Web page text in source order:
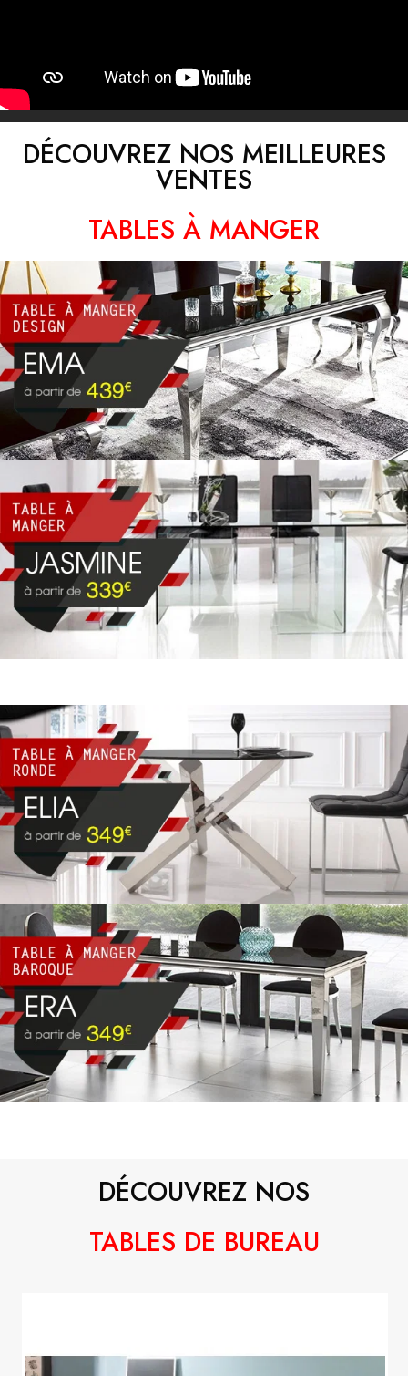
DÉCOUVREZ NOS MEILLEURES
VENTES
TABLES À MANGER
DÉCOUVREZ NOS
TABLES DE BUREAU